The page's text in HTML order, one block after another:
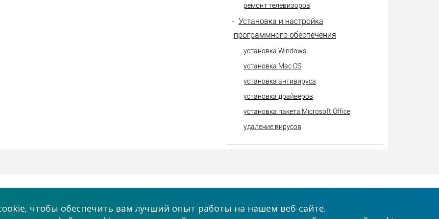
ремонт телевизоров
- Установка и настройка
программного обеспечения
установка Windows
установка Mac OS
установка антивируса
установка драйверов
установка пакета Microsoft Office
удаление вирусов
Платные услуги
чтобы обеспечить вам лучший опыт работы на нашем веб-сайте.